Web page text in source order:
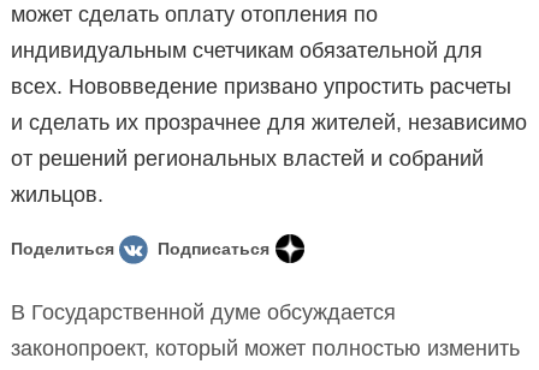
может сделать оплату отопления по
индивидуальным счетчикам обязательной для
всех. Нововведение призвано упростить расчеты
и сделать их прозрачнее для жителей, независимо
от решений региональных властей и собраний
жильцов.
Поделиться Подписаться
В Государственной думе обсуждается
законопроект, который может полностью изменить